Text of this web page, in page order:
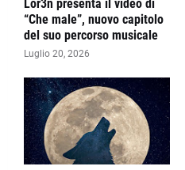
Lor3n presenta il video di
“Che male”, nuovo capitolo
del suo percorso musicale
Luglio 20, 2026